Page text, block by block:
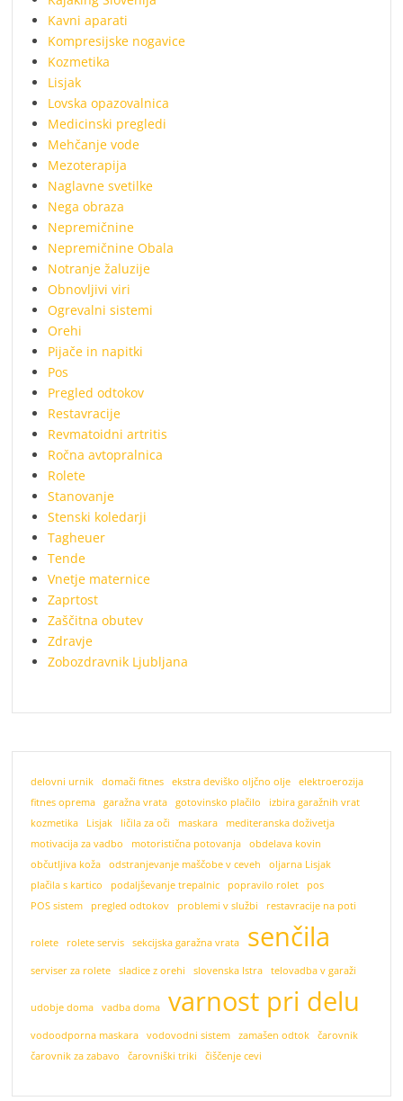
Kavni aparati
Kompresijske nogavice
Kozmetika
Lisjak
Lovska opazovalnica
Medicinski pregledi
Mehčanje vode
Mezoterapija
Naglavne svetilke
Nega obraza
Nepremičnine
Nepremičnine Obala
Notranje žaluzije
Obnovljivi viri
Ogrevalni sistemi
Orehi
Pijače in napitki
Pos
Pregled odtokov
Restavracije
Revmatoidni artritis
Ročna avtopralnica
Rolete
Stanovanje
Stenski koledarji
Tagheuer
Tende
Vnetje maternice
Zaprtost
Zaščitna obutev
Zdravje
Zobozdravnik Ljubljana
delovni urnik domači fitnes ekstra deviško oljčno olje
elektroerozija
fitnes oprema
garažna vrata gotovinsko plačilo
izbira garažnih vrat
kozmetika
Lisjak ličila za oči maskara
mediteranska doživetja
motivacija za vadbo
motoristična potovanja
obdelava kovin
občutljiva koža
odstranjevanje maščobe v ceveh
oljarna Lisjak
plačila s kartico
podaljševanje trepalnic popravilo rolet
pos
POS sistem
pregled odtokov problemi v službi restavracije na poti
rolete rolete servis sekcijska garažna vrata senčila
serviser za rolete sladice z orehi slovenska Istra telovadba v garaži
udobje doma vadba doma varnost pri delu
vodoodporna maskara vodovodni sistem zamašen odtok
čarovnik
čarovnik za zabavo
čarovniški triki čiščenje cevi